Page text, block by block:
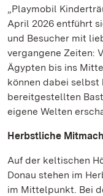
„Playmobil
April 2026 entführt
und Besucher mit
vergangene Zeiten:
Ägypten bis ins
können dabei selbst
bereitgestellten
eigene Welten
Herbstliche
Auf der keltischen
Donau stehen im
im Mittelpunkt. Bei